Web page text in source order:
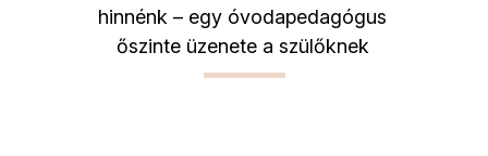
hinnénk – egy óvodapedagógus
őszinte üzenete a szülőknek